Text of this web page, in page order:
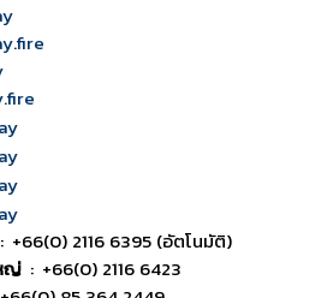
: +66(0) 2116 6395 (อัตโนมัติ)
ญ่ : +66(0) 2116 6423